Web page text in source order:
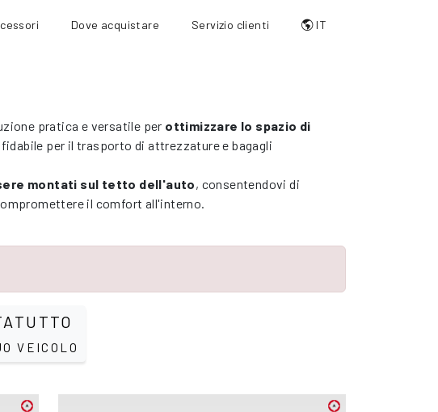
Dove acquistare Servizio clienti IT
pratica e versatile per ottimizzare lo spazio di
per il trasporto di attrezzature e bagagli
montati sul tetto dell'auto, consentendovi di
il comfort all'interno.
VEICOLO